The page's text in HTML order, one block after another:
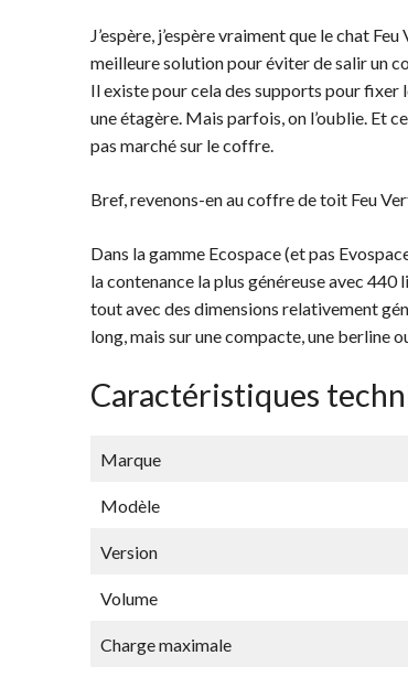
J’espère, j’espère vraiment que le chat
meilleure solution pour éviter de salir un
Il existe pour cela des supports pour fixer
une étagère. Mais parfois, on l’oublie. Et
pas marché sur le coffre.
Bref, revenons-en au coffre de toit Feu
Dans la gamme Ecospace (et pas
la contenance la plus généreuse avec
tout avec des dimensions relativement
long, mais sur une compacte, une berline
Caractéristiques
Marque
Modèle
Version
Volume
Charge maximale